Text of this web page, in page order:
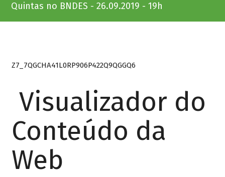
Quintas no BNDES - 26.09.2019 - 19h
Z7_7QGCHA41L0RP906P422Q9QGGQ6
Visualizador do
Conteúdo da
Web